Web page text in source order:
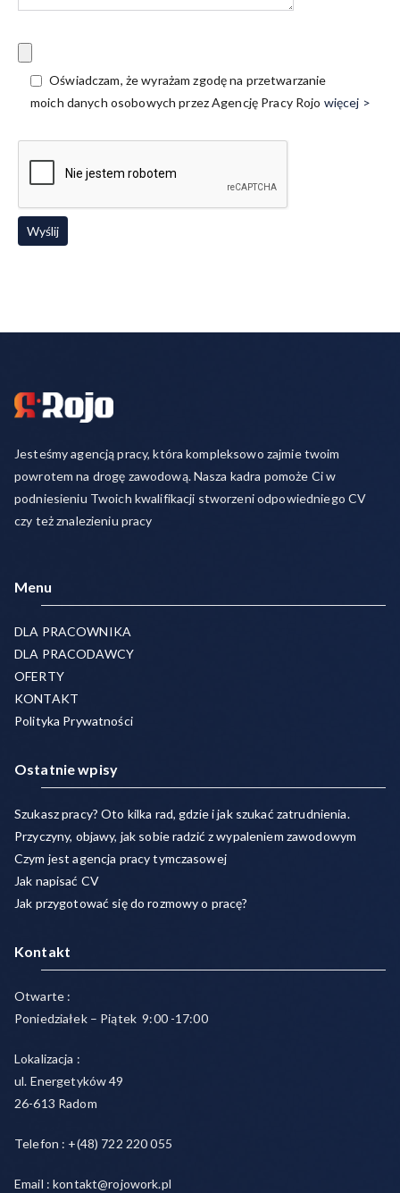
Oświadczam, że wyrażam zgodę na przetwarzanie
moich danych osobowych przez Agencję Pracy Rojo więcej >
Jesteśmy agencją pracy, która kompleksowo zajmie twoim
powrotem na drogę zawodową. Nasza kadra pomoże Ci w
podniesieniu Twoich kwalifikacji stworzeni odpowiedniego CV
czy też znalezieniu pracy
Menu
DLA PRACOWNIKA
DLA PRACODAWCY
OFERTY
KONTAKT
Polityka Prywatności
Ostatnie wpisy
Szukasz pracy? Oto kilka rad, gdzie i jak szukać zatrudnienia.
Przyczyny, objawy, jak sobie radzić z wypaleniem zawodowym
Czym jest agencja pracy tymczasowej
Jak napisać CV
Jak przygotować się do rozmowy o pracę?
Kontakt
Otwarte :
Poniedziałek – Piątek 9:00 -17:00
Lokalizacja :
ul. Energetyków 49
26-613 Radom
Telefon : +(48) 722 220 055
Email : kontakt@rojowork.pl